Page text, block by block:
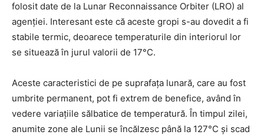
folosit date de la Lunar Reconnaissance Orbiter (LRO) al
agenției. Interesant este că aceste gropi s-au dovedit a fi
stabile termic, deoarece temperaturile din interiorul lor
se situează în jurul valorii de 17°C.
Aceste caracteristici de pe suprafața lunară, care au fost
umbrite permanent, pot fi extrem de benefice, având în
vedere variațiile sălbatice de temperatură. În timpul zilei,
anumite zone ale Lunii se încălzesc până la 127°C și scad